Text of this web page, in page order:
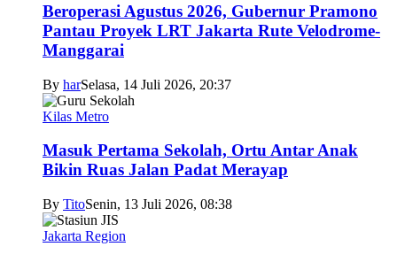
Beroperasi Agustus 2026, Gubernur Pramono
Pantau Proyek LRT Jakarta Rute Velodrome-
Manggarai
By harSelasa, 14 Juli 2026, 20:37
Kilas Metro
Masuk Pertama Sekolah, Ortu Antar Anak
Bikin Ruas Jalan Padat Merayap
By TitoSenin, 13 Juli 2026, 08:38
Jakarta Region